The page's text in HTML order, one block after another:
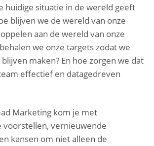
huidige situatie in de wereld geeft
blijven we de wereld van onze
aan de wereld van onze
we onze targets zodat we
maken? En hoe zorgen we dat
effectief en datagedreven
Marketing kom je met
voorstellen, vernieuwende
kansen om niet alleen de